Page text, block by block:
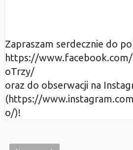
Zapraszam serdecznie do
https://
oTrzy/
oraz do obserwacji na
(https://
o/)!